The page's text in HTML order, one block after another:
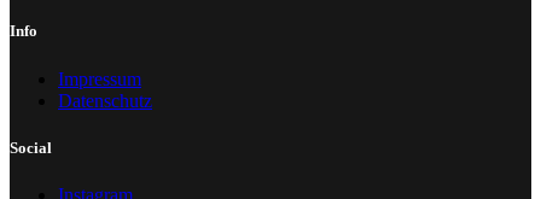
Info
Impressum
Datenschutz
Social
Instagram